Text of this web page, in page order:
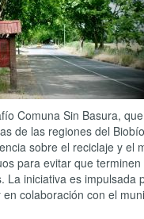
Comuna Sin Basura,
de las regiones del
sobre el reciclaje y el
para evitar que
La iniciativa es impulsada
colaboración con el